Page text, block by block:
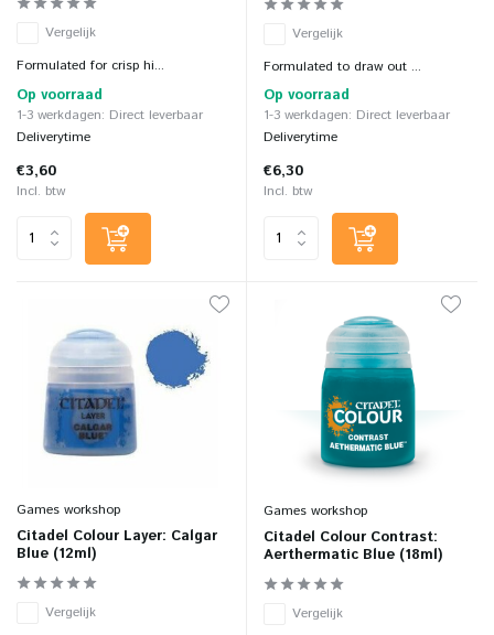
Vergelijk
Formulated for crisp hi...
Op voorraad
1-3 werkdagen: Direct leverbaar
Deliverytime
€3,60
Incl. btw
Vergelijk
Formulated to draw out ...
Op voorraad
1-3 werkdagen: Direct leverbaar
Deliverytime
€6,30
Incl. btw
Games workshop
Citadel Colour Layer: Calgar
Blue (12ml)
Vergelijk
Games workshop
Citadel Colour Contrast:
Aerthermatic Blue (18ml)
Vergelijk